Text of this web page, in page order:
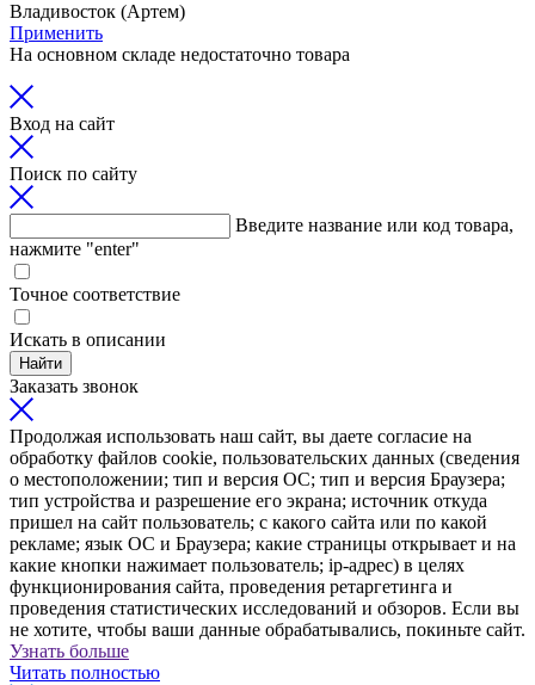
Владивосток (Артем)
Применить
На основном складе недостаточно товара
Вход на сайт
Поиск по сайту
Введите название или код товара,
нажмите "enter"
Точное соответствие
Искать в описании
Найти
Заказать звонок
Продолжая использовать наш сайт, вы даете согласие на
обработку файлов cookie, пользовательских данных (сведения
о местоположении; тип и версия ОС; тип и версия Браузера;
тип устройства и разрешение его экрана; источник откуда
пришел на сайт пользователь; с какого сайта или по какой
рекламе; язык ОС и Браузера; какие страницы открывает и на
какие кнопки нажимает пользователь; ip-адрес) в целях
функционирования сайта, проведения ретаргетинга и
проведения статистических исследований и обзоров. Если вы
не хотите, чтобы ваши данные обрабатывались, покиньте сайт.
Узнать больше
Читать полностью